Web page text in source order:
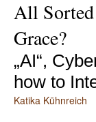
All
Grace?
„AI“,
how to
Katika Kühnreich